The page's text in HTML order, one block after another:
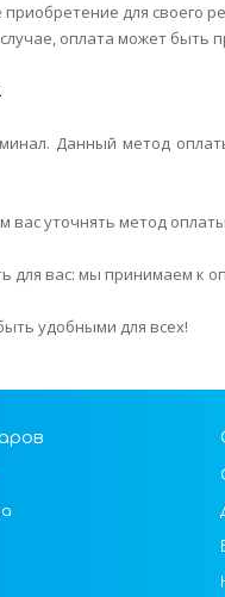
для своего
оплата может быть
Данный метод
вас уточнять метод
для вас: мы принимаем к
удобными для всех!